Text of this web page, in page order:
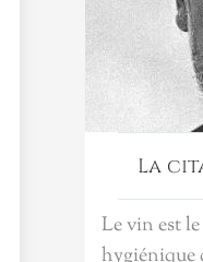
La
Le vin est